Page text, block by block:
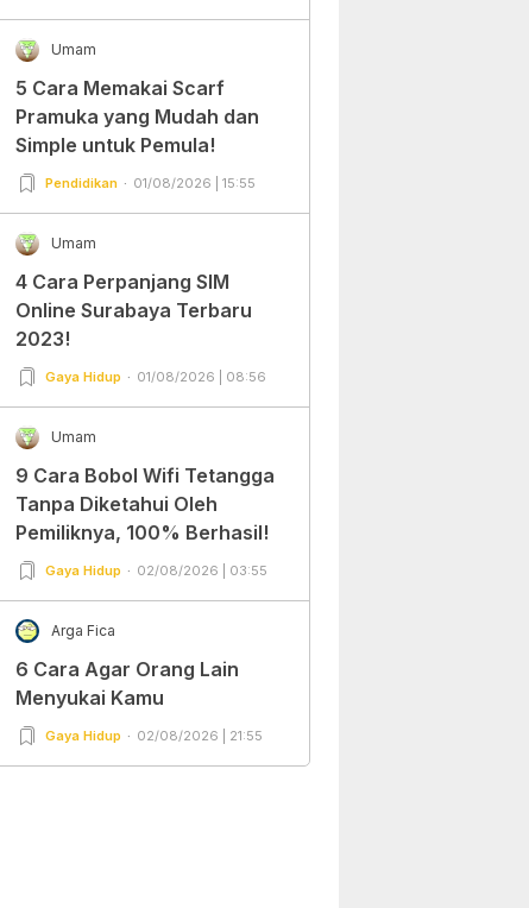
Umam
5 Cara Memakai Scarf
Pramuka yang Mudah dan
Simple untuk Pemula!
Pendidikan 01/08/2026 | 15:55
Umam
4 Cara Perpanjang SIM
Online Surabaya Terbaru
2023!
Gaya Hidup 01/08/2026 | 08:56
Umam
9 Cara Bobol Wifi Tetangga
Tanpa Diketahui Oleh
Pemiliknya, 100% Berhasil!
Gaya Hidup 02/08/2026 | 03:55
Arga Fica
6 Cara Agar Orang Lain
Menyukai Kamu
Gaya Hidup 02/08/2026 | 21:55